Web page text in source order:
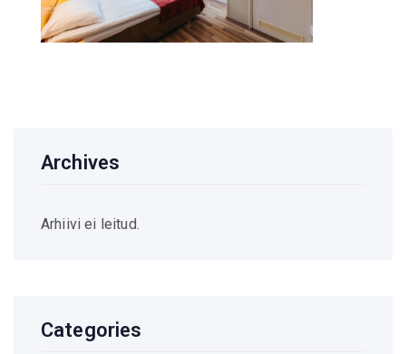
Archives
Arhiivi ei leitud.
Categories